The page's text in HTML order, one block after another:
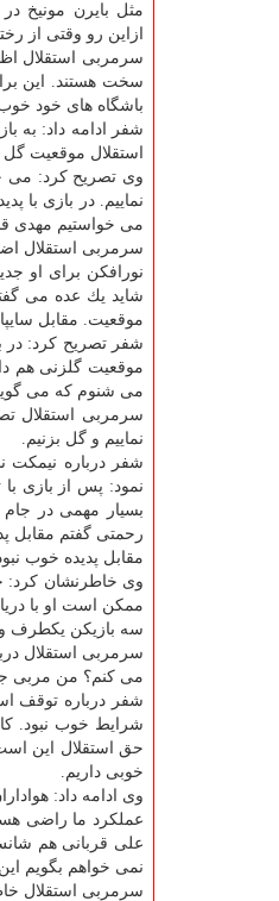
مثل بایرن مونیخ
ازاین رو وقتی از
سرمربی استقلال
سخت هستند. این
باشگاه های خود
شفر ادامه داد: به
استقلال موقعیت
وی تصریح كرد: می
می خواستیم مهدی
سرمربی استقلال
نورافكن برای او
شاید یك عده می
موقعیت. مقابل
شفر تصریح كرد: در
موقعیت گلزنی هم
می شنوم كه می
سرمربی استقلال
نماییم و گل بزنیم.
شفر درباره نیمكت
نمود: پس از بازی
بسیار مهمی در جام
رحمتی گفتم مقابل
مقابل پدیده خوب
وی خاطرنشان كرد:
ممكن است او با
سه بازیكن یكطرف و
سرمربی استقلال
می كنم؟ من مربی
شفر درباره توقف
شرایط خوب نبود.
حق استقلال این
خوبی داریم.
وی ادامه داد:
عملكرد ما راضی
علی قربانی هم
نمی خواهم بگویم
سرمربی استقلال